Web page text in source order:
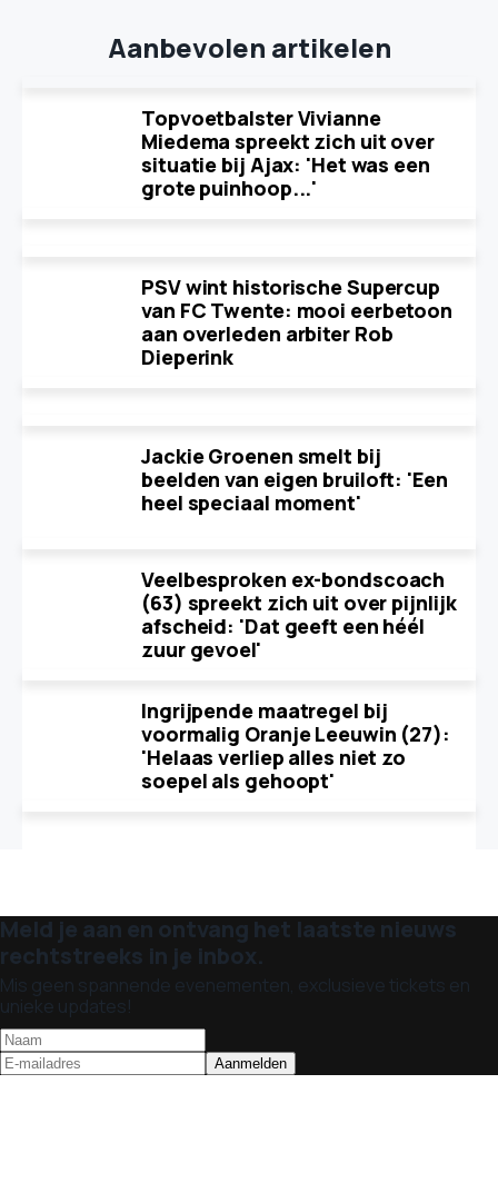
Aanbevolen artikelen
Topvoetbalster Vivianne
Miedema spreekt zich uit over
situatie bij Ajax: 'Het was een
grote puinhoop...'
PSV wint historische Supercup
van FC Twente: mooi eerbetoon
aan overleden arbiter Rob
Dieperink
Jackie Groenen smelt bij
beelden van eigen bruiloft: 'Een
heel speciaal moment'
Veelbesproken ex-bondscoach
(63) spreekt zich uit over pijnlijk
afscheid: 'Dat geeft een héél
zuur gevoel'
Ingrijpende maatregel bij
voormalig Oranje Leeuwin (27):
'Helaas verliep alles niet zo
soepel als gehoopt'
Meld je aan en ontvang het laatste nieuws
rechtstreeks in je inbox.
Mis geen spannende evenementen, exclusieve tickets en
unieke updates!